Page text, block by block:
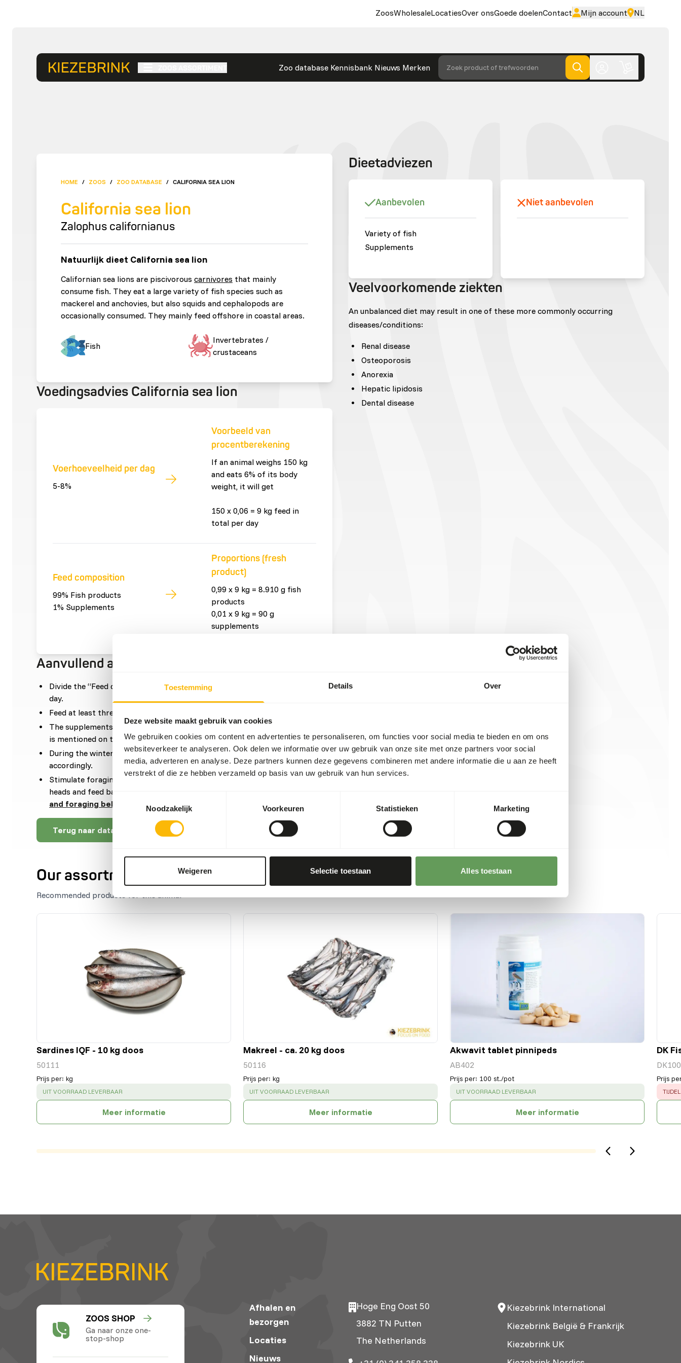
Toestemming Details Over
Deze website maakt gebruik van cookies
We gebruiken cookies om content en advertenties te personaliseren, om functies voor social media te bieden en om ons
websiteverkeer te analyseren. Ook delen we informatie over uw gebruik van onze site met onze partners voor social
media, adverteren en analyse. Deze partners kunnen deze gegevens combineren met andere informatie die u aan ze heeft
verstrekt of die ze hebben verzameld op basis van uw gebruik van hun services.
Toestemmingsselectie
Noodzakelijk
Voorkeuren Statistieken Marketing
Weigeren Selectie toestaan Alles toestaan
ZoosWholesaleLocatiesOver onsGoede doelenContact Mijn account NL
Zoo database Kennisbank Nieuws Merken Zoek product of trefwoorden
HOME / ZOOS / ZOO DATABASE / CALIFORNIA SEA LION
California sea lion
Zalophus californianus
Natuurlijk dieet California sea lion
Californian sea lions are piscivorous carnivores that mainly
consume fish. They eat a large variety of fish species such as
mackerel and anchovies, but also squids and cephalopods are
occasionally consumed. They mainly feed offshore in coastal areas.
Fish
Invertebrates /
crustaceans
Voedingsadvies California sea lion
Voerhoeveelheid per dag
5-8%
Voorbeeld van
procentberekening
If an animal weighs 150 kg
and eats 6% of its body
weight, it will get
150 x 0,06 = 9 kg feed in
total per day
Feed composition
99% Fish products
1% Supplements
Proportions (fresh
product)
0,99 x 9 kg = 8.910 g fish
products
0,01 x 9 kg = 90 g
supplements
Aanvullend advies
Divide the “Feed quantity per day” over at least two feeding moments per
day.
Feed at least three different species of fish.
The supplements should be given according to the appropriate dosage that
is mentioned on the labelling.
During the winter, the daily food intake increases and they should be fed
accordingly.
Stimulate foraging behaviour by using ice cubes with frozen fish, large fish
heads and feed balls stuffed with fish (
and foraging behaviour
Terug naar database
Dieetadviezen
Aanbevolen
Variety of fish
Supplements
Niet aanbevolen
Veelvoorkomende ziekten
An unbalanced diet may result in one of these more commonly occurring
diseases/conditions:
Renal disease
Osteoporosis
Anorexia
Hepatic lipidosis
Dental disease
Our assortment
Recommended products for this animal
Sardines IQF - 10 kg doos
50111
Prijs per: kg
SUCCESS:
UIT VOORRAAD LEVERBAAR
Meer informatie
Makreel - ca. 20 kg doos
50116
Prijs per: kg
SUCCESS:
UIT VOORRAAD LEVERBAAR
Meer informatie
Akwavit tablet pinnipeds
AB402
Prijs per: 100 st./pot
SUCCESS:
UIT VOORRAAD LEVERBAAR
Meer informatie
DK
DK100
Prijs
ZOOS SHOP
Ga naar onze one-
stop-shop
Afhalen en
bezorgen
Locaties
Nieuws
Hoge Eng Oost 50
3882 TN Putten
The Netherlands
Kiezebrink International
Kiezebrink België & Frankrijk
Kiezebrink UK